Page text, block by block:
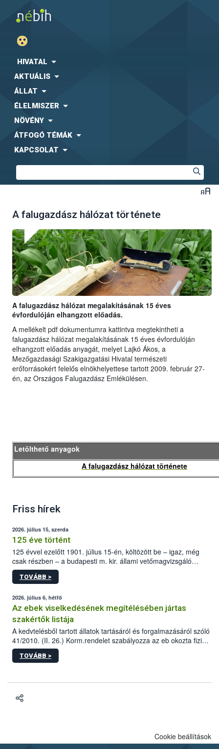
HIVATAL
AKTUÁLIS
ÁLLAT
ÉLELMISZER
NÖVÉNY
ÁTFOGÓ TÉMÁK
KAPCSOLAT
A falugazdász hálózat története
A falugazdász hálózat megalakításának 15 éves
évfordulóján elhangzott előadás.
A mellékelt pdf dokumentumra kattintva megtekintheti a
falugazdász hálózat megalakításának 15 éves évfordulóján
elhangzott előadás anyagát, melyet Lajkó Ákos, a
Mezőgazdasági Szakigazgatási Hivatal természeti
erőforrásokért felelős elnökhelyettese tartott 2009. február 27-
én, az Országos Falugazdász Emlékülésen.
Letölthető anyagok
A falugazdász hálózat története
Friss hírek
2026. július 15, szerda
125 éve történt
125 évvel ezelőtt 1901. július 15-én, költözött be – igaz, még
csak részben – a budapesti m. kir. állami vetőmagvizsgáló
állomás a Kis Rókus utca 15. szám alatti, Czigler Győző által
tervezett új épületébe.
TOVÁBB >
2026. július 6, hétfő
Az ebek viselkedésének megítélésében jártas
szakértők listája
A kedvtelésből tartott állatok tartásáról és forgalmazásáról szóló
41/2010. (II. 26.) Korm.rendelet szabályozza az eb okozta fizikai
sérülés, illetve ennek veszélye keletkezésekor felmerülő
hatósági feladatokat, valamint a veszélyes eb tartását és annak
TOVÁBB >
Cookie beállítások